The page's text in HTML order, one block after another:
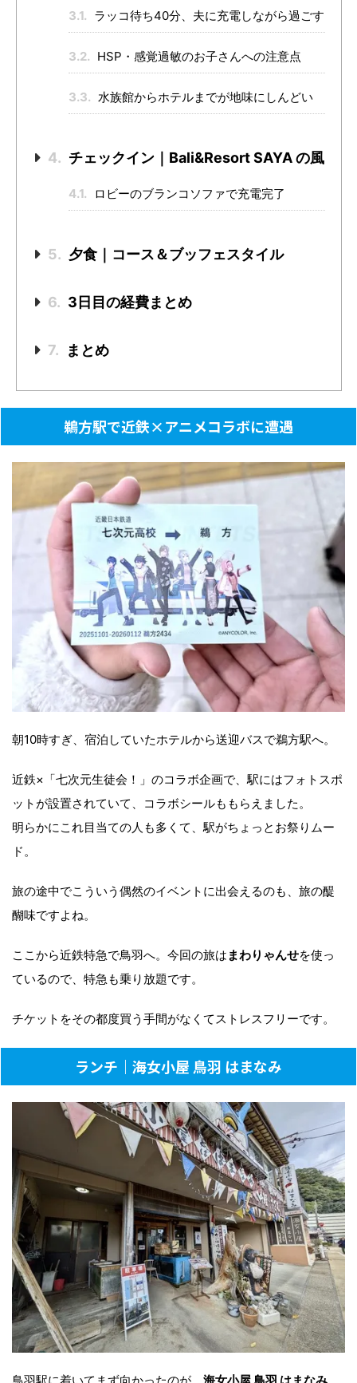
3.1. ラッコ待ち40分、夫に充電しながら過ごす
3.2. HSP・感覚過敏のお子さんへの注意点
3.3. 水族館からホテルまでが地味にしんどい
4. チェックイン｜Bali&Resort SAYA の風
4.1. ロビーのブランコソファで充電完了
5. 夕食｜コース＆ブッフェスタイル
6. 3日目の経費まとめ
7. まとめ
鵜方駅で近鉄×アニメコラボに遭遇
朝10時すぎ、宿泊していたホテルから送迎バスで鵜方駅へ。
近鉄×「七次元生徒会！」のコラボ企画で、駅にはフォトスポ
ットが設置されていて、コラボシールももらえました。
明らかにこれ目当ての人も多くて、駅がちょっとお祭りムー
ド。
旅の途中でこういう偶然のイベントに出会えるのも、旅の醍
醐味ですよね。
ここから近鉄特急で鳥羽へ。今回の旅はまわりゃんせを使っ
ているので、特急も乗り放題です。
チケットをその都度買う手間がなくてストレスフリーです。
ランチ｜海女小屋 鳥羽 はまなみ
鳥羽駅に着いてまず向かったのが、 海女小屋 鳥羽 はまなみ